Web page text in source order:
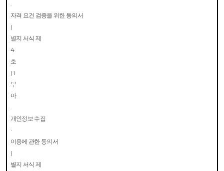
자격 요건 검증을 위한 동의서
(
별지 서식 제
4
호
) 1
부
마
개인정보 수집
·
이용에 관한 동의서
(
별지 서식 제